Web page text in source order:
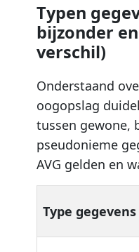
Typen
bijzonder
verschil)
Onderstaand
oogopslag
tussen gewone,
pseudonieme
AVG gelden en
Type gegevens